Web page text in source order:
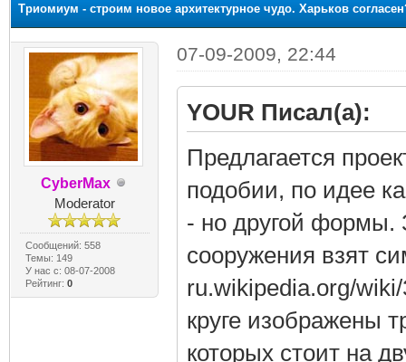
Триомиум - строим новое архитектурное чудо. Харьков
CyberMax
Moderator
Сообщений: 558
Темы: 149
У нас с: 08-07-2008
Рейтинг: 0
07-09-2009, 22:44
YOUR Писал(а):
Предлагается
подобии, по идее
- но другой формы.
сооружения взят
ru.wikipedia.org/
круге изображены
которых стоит на